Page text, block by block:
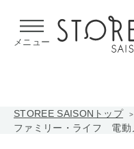
メニュー
STOREE SAISONトップ
ファミリー・ライフ 電動